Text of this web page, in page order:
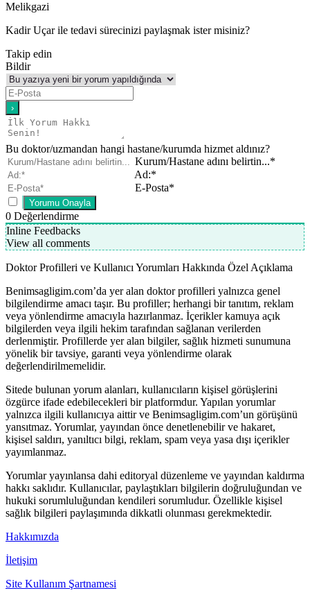
Melikgazi
Kadir Uçar ile tedavi sürecinizi paylaşmak ister misiniz?
Takip edin
Bildir
Bu doktor/uzmandan hangi hastane/kurumda hizmet aldınız?
Kurum/Hastane adını belirtin...*
Ad:*
E-Posta*
0 Değerlendirme
Inline Feedbacks
View all comments
Doktor Profilleri ve Kullanıcı Yorumları Hakkında Özel Açıklama
Benimsagligim.com’da yer alan doktor profilleri yalnızca genel
bilgilendirme amacı taşır. Bu profiller; herhangi bir tanıtım, reklam
veya yönlendirme amacıyla hazırlanmaz. İçerikler kamuya açık
bilgilerden veya ilgili hekim tarafından sağlanan verilerden
derlenmiştir. Profillerde yer alan bilgiler, sağlık hizmeti sunumuna
yönelik bir tavsiye, garanti veya yönlendirme olarak
değerlendirilmemelidir.
Sitede bulunan yorum alanları, kullanıcıların kişisel görüşlerini
özgürce ifade edebilecekleri bir platformdur. Yapılan yorumlar
yalnızca ilgili kullanıcıya aittir ve Benimsagligim.com’un görüşünü
yansıtmaz. Yorumlar, yayından önce denetlenebilir ve hakaret,
kişisel saldırı, yanıltıcı bilgi, reklam, spam veya yasa dışı içerikler
yayımlanmaz.
Yorumlar yayınlansa dahi editoryal düzenleme ve yayından kaldırma
hakkı saklıdır. Kullanıcılar, paylaştıkları bilgilerin doğruluğundan ve
hukuki sorumluluğundan kendileri sorumludur. Özellikle kişisel
sağlık bilgileri paylaşımında dikkatli olunması gerekmektedir.
Hakkımızda
İletişim
Site Kullanım Şartnamesi